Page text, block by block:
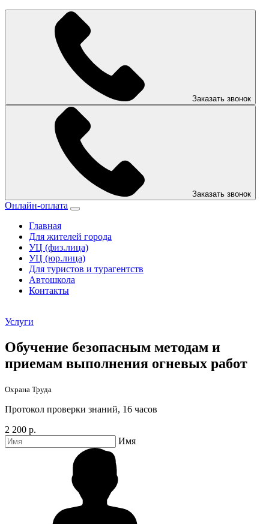
Заказать звонок
Заказать звонок
Онлайн-оплата
Главная
Для жителей города
УЦ (физ.лица)
УЦ (юр.лица)
Для туристов и турагентств
Автошкола
Контакты
Услуги
Обучение безопасным методам и
приемам выполнения огневых работ
Охрана Труда
Протокол проверки знаний, 16 часов
2 200 р.
Имя